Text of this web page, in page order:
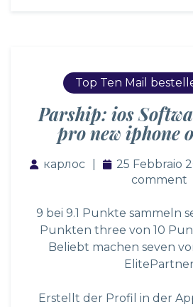
Top Ten Mail
Parship: ios
pro new iphone
карлос 25 Febbraio
comment
9 bei 9.1 Punkte sammeln
Punkten three von 10
Beliebt machen seven
ElitePartner
Erstellt der Profil in der